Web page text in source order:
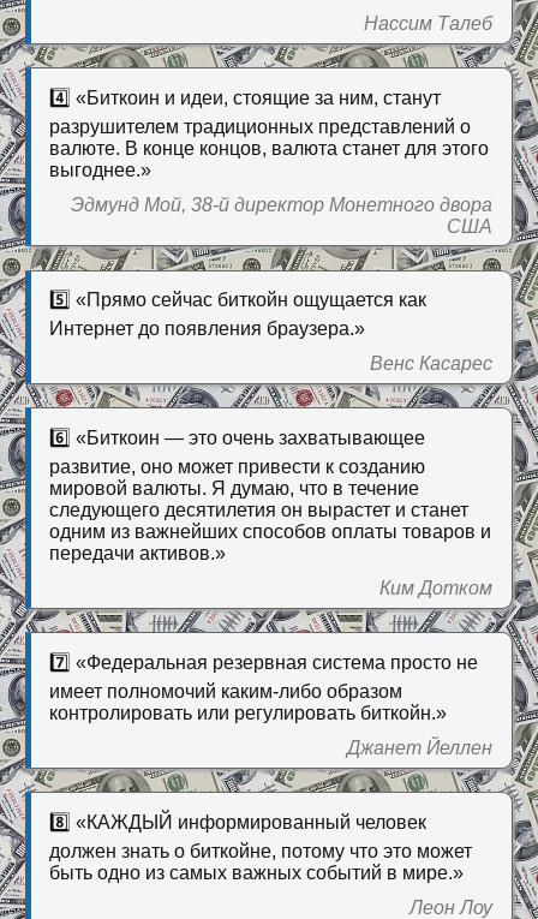
Нассим Талеб
4️⃣ «Биткоин и идеи, стоящие за ним, станут
разрушителем традиционных представлений о
валюте. В конце концов, валюта станет для этого
выгоднее.»
Эдмунд Мой, 38-й директор Монетного двора
США
5️⃣ «Прямо сейчас биткойн ощущается как
Интернет до появления браузера.»
Венс Касарес
6️⃣ «Биткоин — это очень захватывающее
развитие, оно может привести к созданию
мировой валюты. Я думаю, что в течение
следующего десятилетия он вырастет и станет
одним из важнейших способов оплаты товаров и
передачи активов.»
Ким Дотком
7️⃣ «Федеральная резервная система просто не
имеет полномочий каким-либо образом
контролировать или регулировать биткойн.»
Джанет Йеллен
8️⃣ «КАЖДЫЙ информированный человек
должен знать о биткойне, потому что это может
быть одно из самых важных событий в мире.»
Леон Лоу